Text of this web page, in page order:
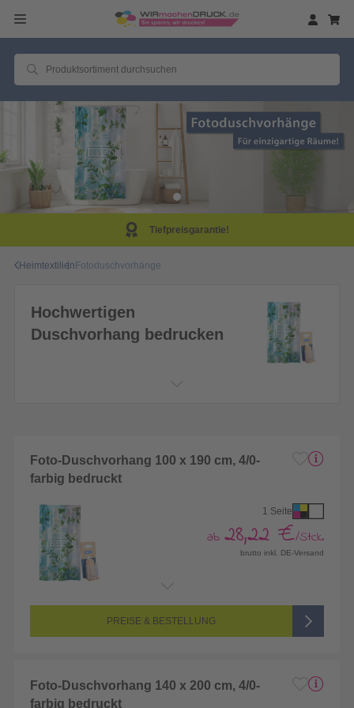
Tiefpreisgarantie!
HeimtextilienFotoduschvorhänge
Hochwertigen
Duschvorhang bedrucken
Foto-Duschvorhang 100 x 190 cm, 4/0-
farbig bedruckt
1 Seite
ab 28,22 €/Stck.
brutto inkl. DE-Versand
Seitenanzahl: 1-seitig (Vorderseite bedruckt, Rückseite unbedruckt)
4/0-farbig CMYK (vollfarbig bedruckt)
PREISE & BESTELLUNG
Foto-Duschvorhang 140 x 200 cm, 4/0-
farbig bedruckt